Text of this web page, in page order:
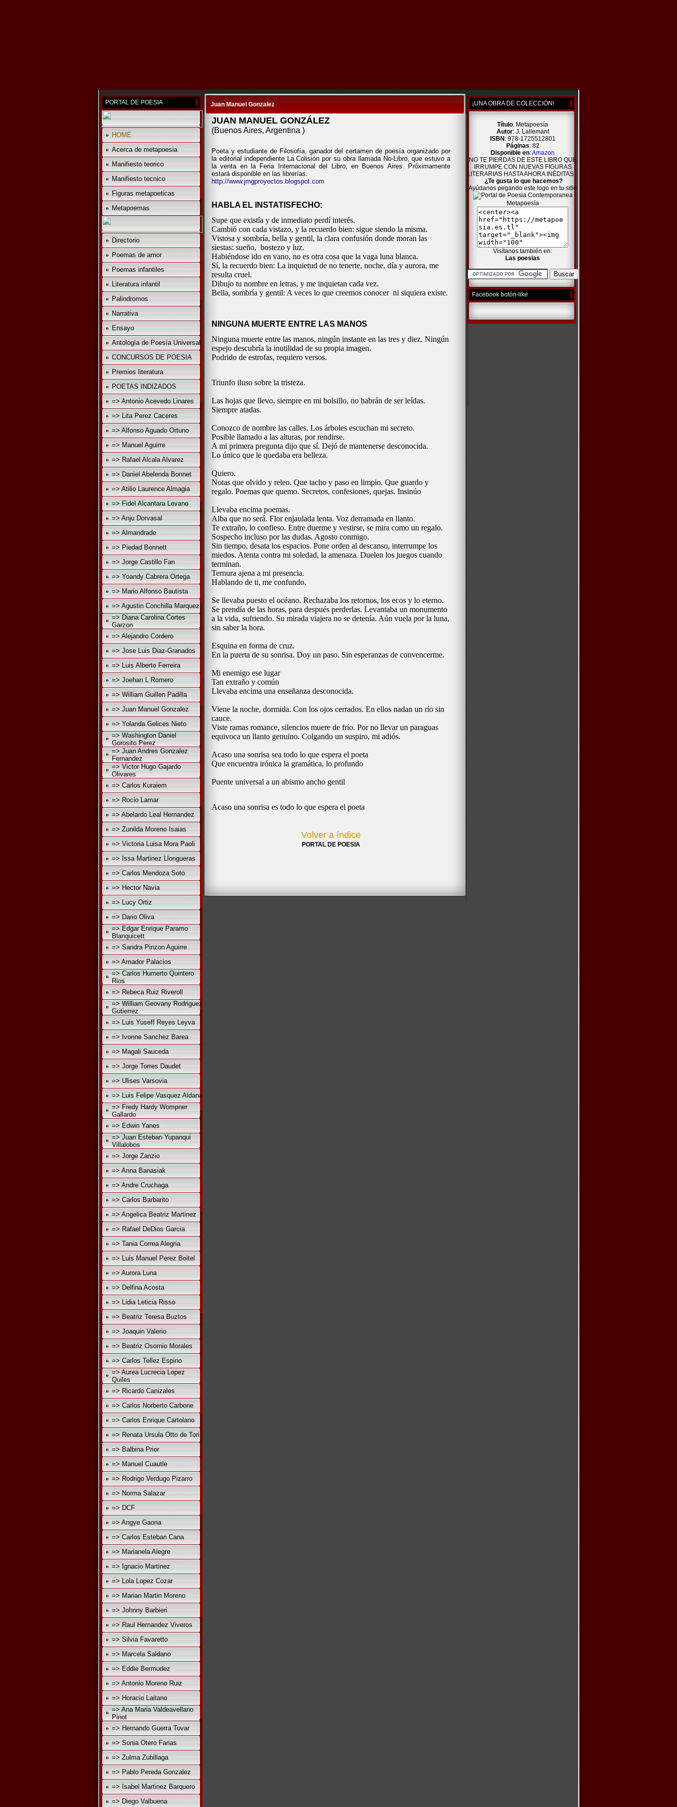
PORTAL DE POESIA
HOME
Acerca de metapoesia
Manifiesto teorico
Manifiesto tecnico
Figuras metapoeticas
Metapoemas
Directorio
Poemas de amor
Poemas infantiles
Literatura infantil
Palindromos
Narrativa
Ensayo
Antología de Poesía Universal
CONCURSOS DE POESIA
Premios literatura
POETAS INDIZADOS
=> Antonio Acevedo Linares
=> Lita Perez Caceres
=> Alfonso Aguado Ortuno
=> Manuel Aguirre
=> Rafael Alcala Alvarez
=> Daniel Abelenda Bonnet
=> Atilio Laurence Almagia
=> Fidel Alcantara Levano
=> Anju Dorvasal
=> Almandrade
=> Piedad Bonnett
=> Jorge Castillo Fan
=> Yoandy Cabrera Ortega
=> Mario Alfonso Bautista
=> Agustin Conchilla Marquez
=> Diana Carolina Cortes
Garzon
=> Alejandro Cordero
=> Jose Luis Diaz-Granados
=> Luis Alberto Ferreira
=> Joehan L Romero
=> William Guillen Padilla
=> Juan Manuel Gonzalez
=> Yolanda Gelices Nieto
=> Washington Daniel
Gorosito Perez
=> Juan Andres Gonzalez
Fernandez
=> Victor Hugo Gajardo
Olivares
=> Carlos Kuraiem
=> Rocio Lamar
=> Abelardo Leal Hernandez
=> Zunilda Moreno Isaias
=> Victoria Luisa Mora Paoli
=> Issa Martinez Llongueras
=> Carlos Mendoza Soto
=> Hector Navia
=> Lucy Ortiz
=> Dario Oliva
=> Edgar Enrique Paramo
Blanquicett
=> Sandra Pinzon Aguirre
=> Amador Palacios
=> Carlos Humerto Quintero
Rios
=> Rebeca Ruiz Riveroll
=> William Geovany Rodriguez
Gutierrez
=> Luis Yuseff Reyes Leyva
=> Ivonne Sanchez Barea
=> Magali Sauceda
=> Jorge Torres Daudet
=> Ulises Varsovia
=> Luis Felipe Vasquez Aldana
=> Fredy Hardy Wompner
Gallardo
=> Edwin Yanes
=> Juan Esteban Yupanqui
Villalobos
=> Jorge Zanzio
=> Anna Banasiak
=> Andre Cruchaga
=> Carlos Barbarito
=> Angelica Beatriz Martinez
=> Rafael DeDios Garcia
=> Tania Correa Alegria
=> Luis Manuel Perez Boitel
=> Aurora Luna
=> Delfina Acosta
=> Lidia Leticia Risso
=> Beatriz Teresa Buztos
=> Joaquin Valerio
=> Beatriz Osornio Morales
=> Carlos Tellez Espino
=> Aurea Lucrecia Lopez
Quiles
=> Ricardo Canizales
=> Carlos Norberto Carbone
=> Carlos Enrique Cartolano
=> Renata Ursula Otto de Tori
=> Balbina Prior
=> Manuel Cuautle
=> Rodrigo Verdugo Pizarro
=> Norma Salazar
=> DCF
=> Angye Gaona
=> Carlos Esteban Cana
=> Marianela Alegre
=> Ignacio Martinez
=> Lola Lopez Cozar
=> Marian Martin Moreno
=> Johnny Barbieri
=> Raul Hernandez Viveros
=> Silvia Favaretto
=> Marcela Saldano
=> Eddie Bermudez
=> Antonio Moreno Ruiz
=> Horacio Laitano
=> Ana Maria Valdeavellano
Pinot
=> Hernando Guerra Tovar
=> Sonia Otero Farias
=> Zulma Zubillaga
=> Pablo Pereda Gonzalez
=> Isabel Martinez Barquero
=> Diego Valbuena
Juan Manuel Gonzalez
JUAN MANUEL GONZÁLEZ
(Buenos Aires, Argentina )
Poeta y estudiante de Filosofía, ganador del certamen de poesía organizado por
la editorial independiente La Colisión por su obra llamada No-Libro, que estuvo a
la venta en la Feria Internacional del Libro, en Buenos Aires. Próximamente
estará disponible en las librerías.
http://www.jmgproyectos.blogspot.com
HABLA EL INSTATISFECHO:
Supe que existía y de inmediato perdí interés.
Cambió con cada vistazo, y la recuerdo bien: sigue siendo la misma.
Vistosa y sombría, bella y gentil, la clara confusión donde moran las
siestas: sueño, bostezo y luz.
Habiéndose ido en vano, no es otra cosa que la vaga luna blanca.
Sí, la recuerdo bien: La inquietud de no tenerte, noche, día y aurora, me
resulta cruel.
Dibujo tu nombre en letras, y me inquietan cada vez.
Bella, sombría y gentil: A veces lo que creemos conocer ni siquiera existe.
NINGUNA MUERTE ENTRE LAS MANOS
Ninguna muerte entre las manos, ningún instante en las tres y diez. Ningún
espejo descubría la inutilidad de su propia imagen.
Podrido de estrofas, requiero versos.
Triunfo iluso sobre la tristeza.
Las hojas que llevo, siempre en mi bolsillo, no habrán de ser leídas.
Siempre atadas.
Conozco de nombre las calles. Los árboles escuchan mi secreto.
Posible llamado a las alturas, por rendirse.
A mi primera pregunta dijo que sí. Dejó de mantenerse desconocida.
Lo único que le quedaba era belleza.
Quiero.
Notas que olvido y releo. Que tacho y paso en limpio. Que guardo y
regalo. Poemas que quemo. Secretos, confesiones, quejas. Insinúo
Llevaba encima poemas.
Alba que no será. Flor enjaulada lenta. Voz derramada en llanto.
Te extraño, lo confieso. Entre duerme y vestirse, se mira como un regalo.
Sospecho incluso por las dudas. Agosto conmigo.
Sin tiempo, desata los espacios. Pone orden al descanso, interrumpe los
miedos. Atenta contra mi soledad, la amenaza. Duelen los juegos cuando
terminan.
Ternura ajena a mi presencia.
Hablando de ti, me confundo.
Se llevaba puesto el océano. Rechazaba los retornos, los ecos y lo eterno.
Se prendía de las horas, para después perderlas. Levantaba un monumento
a la vida, sufriendo. Su mirada viajera no se detenía. Aún vuela por la luna,
sin saber la hora.
Esquina en forma de cruz.
En la puerta de su sonrisa. Doy un paso. Sin esperanzas de convencerme.
Mi enemigo ese lugar
Tan extraño y común
Llevaba encima una enseñanza desconocida.
Viene la noche, dormida. Con los ojos cerrados. En ellos nadan un río sin
cauce.
Viste ramas romance, silencios muere de frío. Por no llevar un paraguas
equivoca un llanto genuino. Colgando un suspiro, mi adiós.
Acaso una sonrisa sea todo lo que espera el poeta
Que encuentra irónica la gramática, lo profundo
Puente universal a un abismo ancho gentil
Acaso una sonrisa es todo lo que espera el poeta
Volver a índice
PORTAL DE POESIA
¡UNA OBRA DE COLECCIÓN!
Título: Metapoesía
Autor: J. Lallemant
ISBN : 978-1725512801
Páginas: 82
Disponible en:Amazon
NO TE PIERDAS DE ESTE LIBRO QUE
IRRUMPE CON NUEVAS FIGURAS
LITERARIAS HASTA AHORA INÉDITAS
¿Te gusta lo que hacemos?
Ayúdanos pegando este logo en tu sitio
Metapoesía
Visítanos también en:
Las poesias
Facebook botón-like